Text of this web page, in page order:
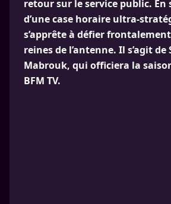
retour sur le service public. En
d’une case horaire ultra-
s’apprête à défier frontalement
reines de l’antenne. Il s’agit de
Mabrouk, qui officiera la
BFM TV.